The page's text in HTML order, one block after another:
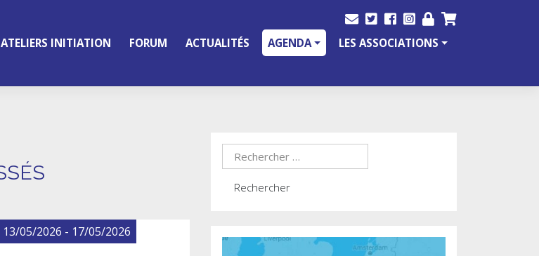
ATELIERS INITIATION FORUM ACTUALITÉS AGENDA LES ASSOCIATIONS
13/05/2026 - 17/05/2026